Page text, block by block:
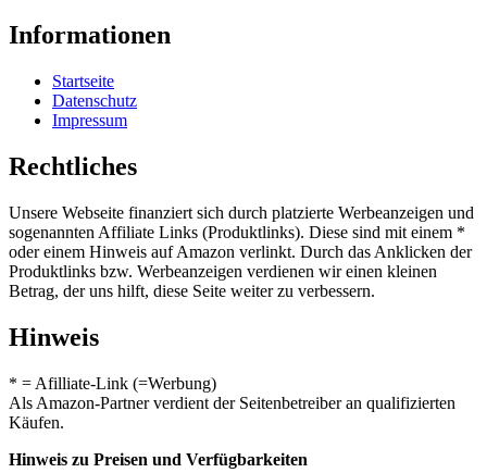
Informationen
Startseite
Datenschutz
Impressum
Rechtliches
Unsere Webseite finanziert sich durch platzierte Werbeanzeigen und
sogenannten Affiliate Links (Produktlinks). Diese sind mit einem *
oder einem Hinweis auf Amazon verlinkt. Durch das Anklicken der
Produktlinks bzw. Werbeanzeigen verdienen wir einen kleinen
Betrag, der uns hilft, diese Seite weiter zu verbessern.
Hinweis
* = Afilliate-Link (=Werbung)
Als Amazon-Partner verdient der Seitenbetreiber an qualifizierten
Käufen.
Hinweis zu Preisen und Verfügbarkeiten